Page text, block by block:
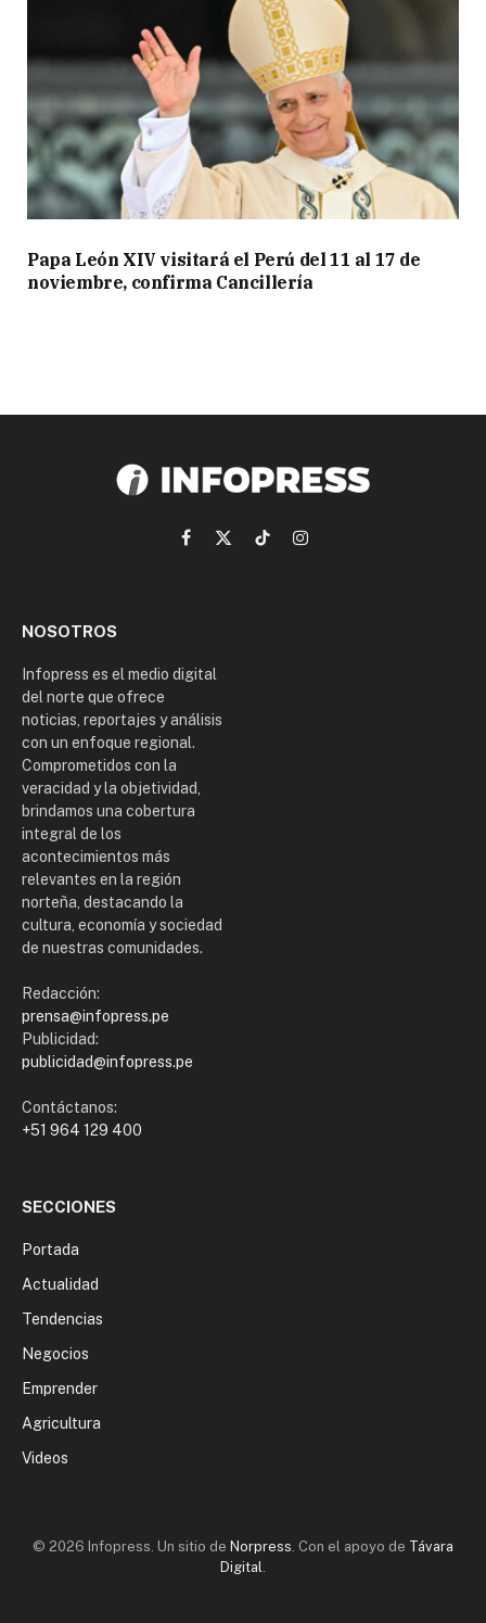
Papa León XIV visitará el Perú del 11 al 17 de
noviembre, confirma Cancillería
Facebook
X
TikTokInstagram
NOSOTROS
Infopress es el medio digital
del norte que ofrece
noticias, reportajes y análisis
con un enfoque regional.
Comprometidos con la
veracidad y la objetividad,
brindamos una cobertura
integral de los
acontecimientos más
relevantes en la región
norteña, destacando la
cultura, economía y sociedad
de nuestras comunidades.
Redacción:
prensa@infopress.pe
Publicidad:
publicidad@infopress.pe
Contáctanos:
+51 964 129 400
SECCIONES
Portada
Actualidad
Tendencias
Negocios
Emprender
Agricultura
Videos
© 2026 Infopress. Un sitio de Norpress. Con el apoyo de Távara
Digital.